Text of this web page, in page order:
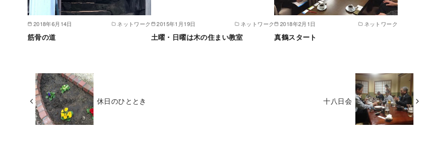
2018年6月14日 ネットワーク
筋骨の道
2015年1月19日 ネットワーク
土曜・日曜は木の住まい教室
2018年2月1日 ネットワーク
真鶴スタート
休日のひととき 十八日会